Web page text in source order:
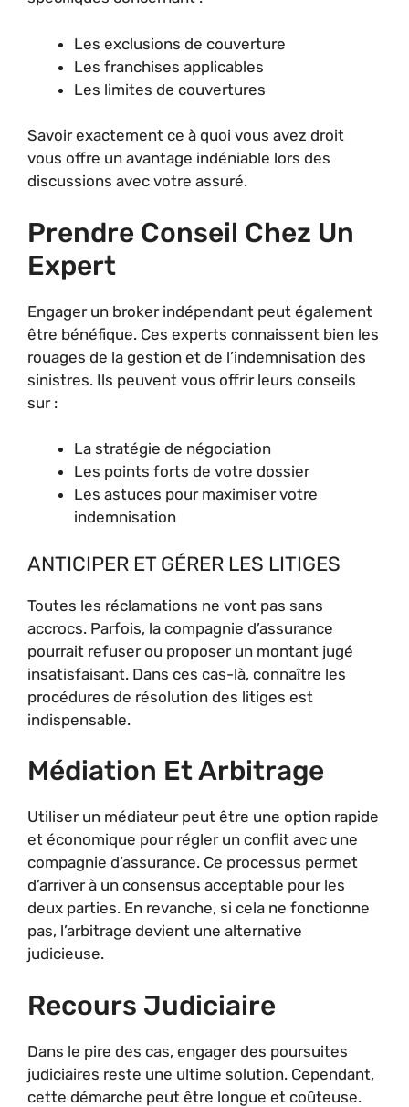
Les exclusions de couverture
Les franchises applicables
Les limites de couvertures
Savoir exactement ce à quoi vous avez droit
vous offre un avantage indéniable lors des
discussions avec votre assuré.
Prendre Conseil Chez Un
Expert
Engager un broker indépendant peut également
être bénéfique. Ces experts connaissent bien les
rouages de la gestion et de l’indemnisation des
sinistres. Ils peuvent vous offrir leurs conseils
sur :
La stratégie de négociation
Les points forts de votre dossier
Les astuces pour maximiser votre
indemnisation
ANTICIPER ET GÉRER LES LITIGES
Toutes les réclamations ne vont pas sans
accrocs. Parfois, la compagnie d’assurance
pourrait refuser ou proposer un montant jugé
insatisfaisant. Dans ces cas-là, connaître les
procédures de résolution des litiges est
indispensable.
Médiation Et Arbitrage
Utiliser un médiateur peut être une option rapide
et économique pour régler un conflit avec une
compagnie d’assurance. Ce processus permet
d’arriver à un consensus acceptable pour les
deux parties. En revanche, si cela ne fonctionne
pas, l’arbitrage devient une alternative
judicieuse.
Recours Judiciaire
Dans le pire des cas, engager des poursuites
judiciaires reste une ultime solution. Cependant,
cette démarche peut être longue et coûteuse.